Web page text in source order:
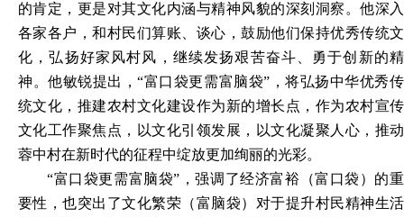
的肯定，更是对其文化内涵与精神风貌的深刻洞察。他深入
各家各户，和村民们算账、谈心，鼓励他们保持优秀传统文
化，弘扬好家风村风，继续发扬艰苦奋斗、勇于创新的精
神。他敏锐提出，“富口袋更需富脑袋”，将弘扬中华优秀传
统文化，推建农村文化建设作为新的增长点，作为农村宣传
文化工作聚焦点，以文化引领发展，以文化凝聚人心，推动
蓉中村在新时代的征程中绽放更加绚丽的光彩。
“富口袋更需富脑袋”，强调了经济富裕（富口袋）的重
要性，也突出了文化繁荣（富脑袋）对于提升村民精神生活